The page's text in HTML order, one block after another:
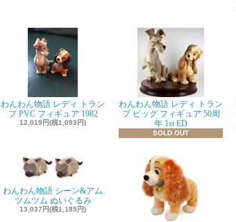
わんわん物語 レディ トラン
プ PVC フィギュア 1982
12,019円(税1,093円)
わんわん物語 レディ トラン
プ ビッグ フィギュア 50周
年 1st ED
SOLD OUT
わんわん物語 シーン&アム
ツムツム ぬいぐるみ
13,037円(税1,185円)